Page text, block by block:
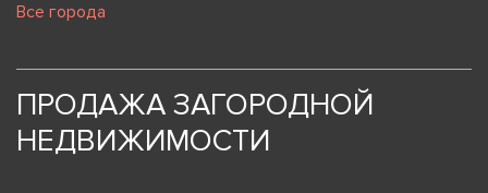
Все города
ПРОДАЖА ЗАГОРОДНОЙ
НЕДВИЖИМОСТИ